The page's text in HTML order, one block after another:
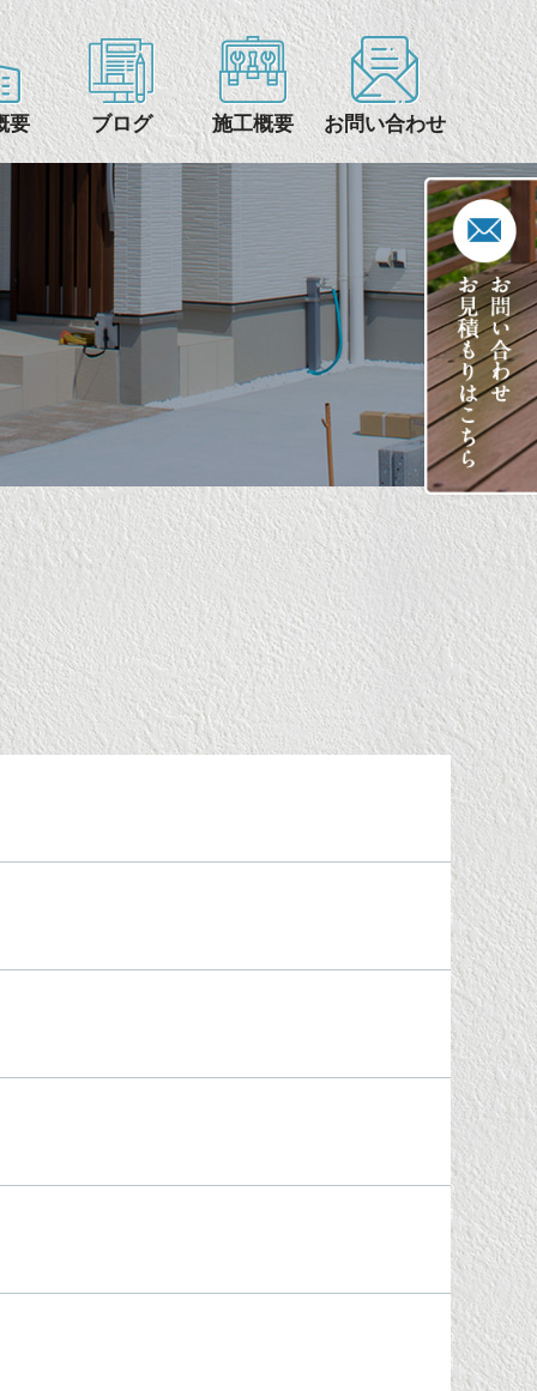
要 ブログ 施工概要 お問い合わせ